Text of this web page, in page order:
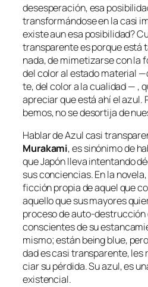
de­ses­pe­ra­ción, esa
trans­for­mán­do­se en la ca­si
exis­te aun esa po­si­bi­li­dad?
trans­pa­ren­te es por­que es­tá
na­da, de mi­me­ti­zar­se con la
del co­lor al es­ta­do ma­te­rial
te, del co­lor a la cua­li­dad — ,
apre­ciar que es­tá ahí el azul.
be­mos, no se de­sor­ti­ja de
Hablar deAzul ca­si
Murakami, es si­nó­ni­mo de
queJapónlle­va in­ten­tan­do
sus con­cien­cias. En la
ficción pro­pia de aquel que
aque­llo que sus ma­yo­res
pro­ce­so de auto-
cons­cien­tes de su
mis­mo; es­tánbeing blue,
dad es ca­si trans­pa­ren­te,
ciar su pér­di­da. Su azul, es
existencial.